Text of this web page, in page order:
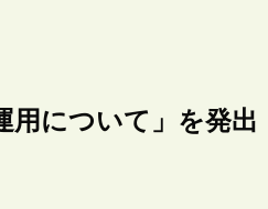
用について」を発出